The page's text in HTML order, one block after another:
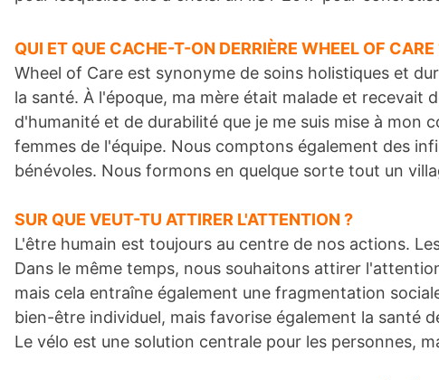
QUI ET QUE CACHE-T-ON DERRIÈRE WHEEL OF CARE
Wheel of Care est synonyme de soins holistiques et
la santé. À l'époque, ma mère était malade et recevait
d'humanité et de durabilité que je me suis mise à mon
femmes de l'équipe. Nous comptons également des
bénévoles. Nous formons en quelque sorte tout un
SUR QUE VEUT-TU ATTIRER L'ATTENTION ?
L'être humain est toujours au centre de nos actions.
Dans le même temps, nous souhaitons attirer
mais cela entraîne également une fragmentation
bien-être individuel, mais favorise également la santé
Le vélo est une solution centrale pour les personnes,